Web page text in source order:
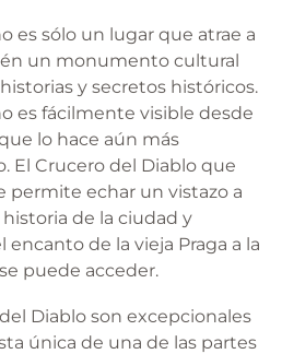
es sólo un lugar que atrae a
un monumento cultural
y secretos históricos.
es fácilmente visible desde
lo hace aún más
El Crucero del Diablo que
permite echar un vistazo a
de la ciudad y
encanto de la vieja Praga a la
puede acceder.
Diablo son excepcionales
única de una de las partes